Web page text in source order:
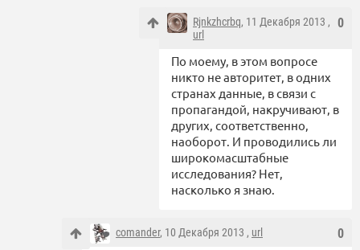
0
Rjnkzhcrbq, 11 Декабря 2013 ,
url
По моему, в этом вопросе
никто не авторитет, в одних
странах данные, в связи с
пропагандой, накручивают, в
других, соответственно,
наоборот. И проводились ли
широкомасштабные
исследования? Нет,
насколько я знаю.
0
comander, 10 Декабря 2013 , url